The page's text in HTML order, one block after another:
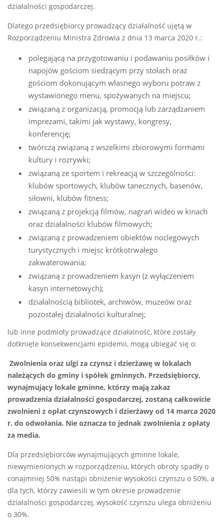
działalności gospodarczej.
Dlatego przedsiębiorcy prowadzący działalność ujętą w
Rozporządzeniu Ministra Zdrowia z dnia 13 marca 2020 r.:
polegającą na przygotowaniu i podawaniu posiłków i
napojów gościom siedzącym przy stołach oraz
gościom dokonującym własnego wyboru potraw z
wystawionego menu, spożywanych na miejscu;
związaną z organizacją, promocją lub zarządzaniem
imprezami, takimi jak wystawy, kongresy,
konferencję;
twórczą związaną z wszelkimi zbiorowymi formami
kultury i rozrywki;
związaną ze sportem i rekreacją w szczególności:
klubów sportowych, klubów tanecznych, basenów,
siłowni, klubów fitness;
związaną z projekcją filmów, nagrań wideo w kinach
oraz działalności klubów filmowych;
związaną z prowadzeniem obiektów noclegowych
turystycznych i miejsc krótkotrwałego
zakwaterowania;
związaną z prowadzeniem kasyn (z wyłączeniem
kasyn internetowych);
działalnością bibliotek, archiwów, muzeów oraz
pozostałej działalności kulturalnej;
lub inne podmioty prowadzące działalność, które zostały
dotknięte konsekwencjami epidemii, mogą ubiegać się o:
Zwolnienia oraz ulgi za czynsz i dzierżawę w lokalach
należących do gminy i spółek gminnych. Przedsiębiorcy,
wynajmujący lokale gminne, którzy mają zakaz
prowadzenia działalności gospodarczej, zostaną całkowicie
zwolnieni z opłat czynszowych i dzierżawy od 14 marca 2020
r. do odwołania. Nie oznacza to jednak zwolnienia z opłaty
za media.
Dla przedsiębiorców wynajmujących gminne lokale,
niewymienionych w rozporządzeniu, których obroty spadły o
conajmniej 50% nastąpi obniżenie wysokości czynszu o 50%, a
dla tych, którzy zawiesili w tym okresie prowadzenie
działalności gospodarczej, wysokość czynszu ulega obniżeniu
o 30%.